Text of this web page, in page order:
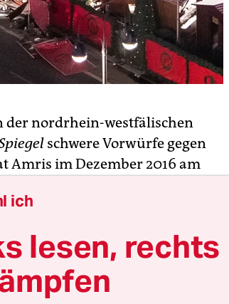
der nordrhein-westfälischen
schwere Vorwürfe gegen
Amris im Dezember 2016 am
Freitag. „Wir hätten ihn
gemacht.“
Warnungen seien aber erfolglos
Er war unter dem Decknamen
ich
lesen, rechts